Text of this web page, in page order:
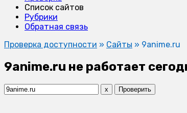
Список сайтов
Рубрики
Обратная связь
Проверка доступности » Сайты » 9anime.ru
9anime.ru не работает
x Проверить